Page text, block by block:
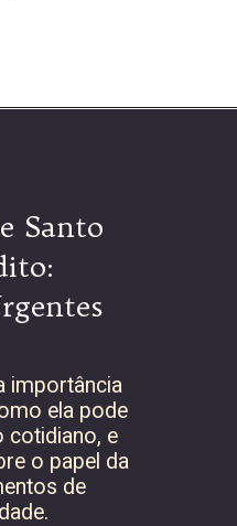
Santo
importância
ela pode
cotidiano, e
o papel da
de